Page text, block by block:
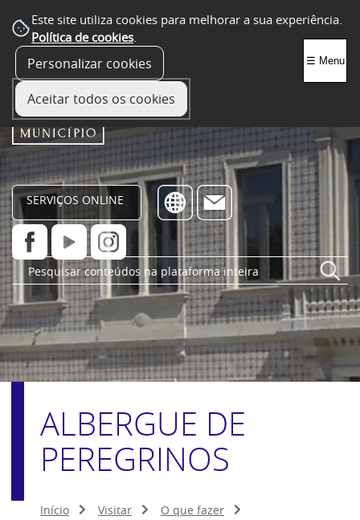
Este site utiliza cookies para melhorar a sua experiência.
Política de cookies.
Personalizar cookies
Aceitar todos os cookies
SERVIÇOS ONLINE
☰ Menu
ALBERGUE DE
PEREGRINOS
Início Visitar
O que fazer